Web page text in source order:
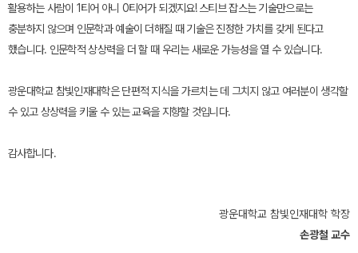
활용하는 사람이 1티어 아니 0티어가 되겠지요! 스티브 잡스는 기술만으로는
충분하지 않으며 인문학과 예술이 더해질 때 기술은 진정한 가치를 갖게 된다고
했습니다. 인문학적 상상력을 더 할 때 우리는 새로운 가능성을 열 수 있습니다.
광운대학교 참빛인재대학은 단편적 지식을 가르치는 데 그치지 않고 여러분이 생각할
수 있고 상상력을 키울 수 있는 교육을 지향할 것입니다.
감사합니다.
광운대학교 참빛인재대학 학장
손광철 교수